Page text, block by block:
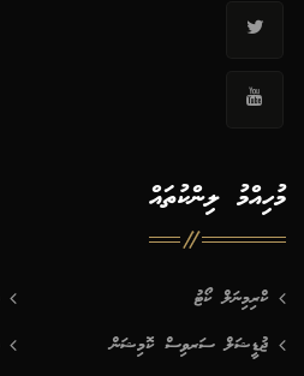
މުހިއްމު ލިންކުތައް
ކްރިމިނަލް ކޯޓު
ޖުޑީޝަލް ސަރވިސް ކޮމިޝަން